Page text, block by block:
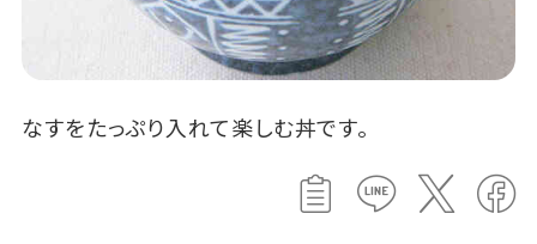
なすをたっぷり入れて楽しむ丼です。